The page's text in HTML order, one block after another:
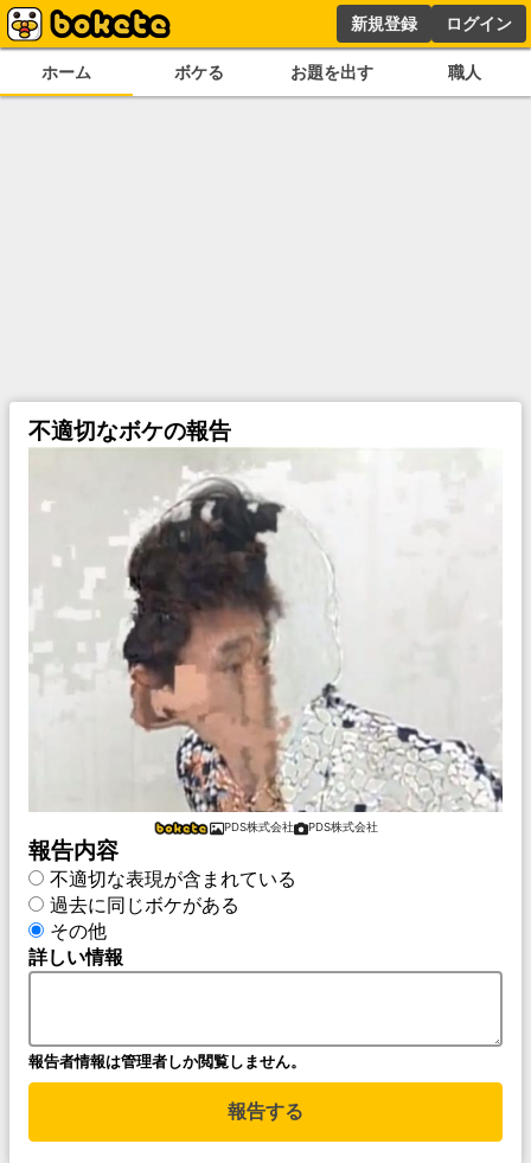
新規登録 ログイン
ホーム ボケる お題を出す 職人
不適切なボケの報告
PDS株式会社 PDS株式会社
報告内容
不適切な表現が含まれている
過去に同じボケがある
その他
詳しい情報
報告者情報は管理者しか閲覧しません。
報告する